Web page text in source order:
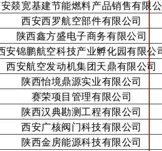
燚宽基建节能燃料产品销售有限
西安西罗航空部件有限公司
陕西鑫方盛电子商务有限公司
安锦鹏航空科技产业孵化园有限公
西安航空发动机集团天鼎有限公司
陕西怡境鼎源实业有限公司
赛荣项目管理有限公司
陕西汉典勘测工程有限公司
西安广核阀门科技有限公司
陕西金房能源科技有限公司